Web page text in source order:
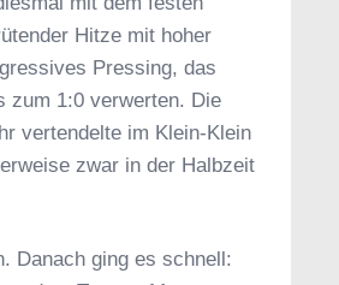
Hitze mit hoher
Pressing, das
zum 1:0 verwerten. Die
vertendelte im Klein-Klein
zwar in der Halbzeit
Danach ging es schnell: